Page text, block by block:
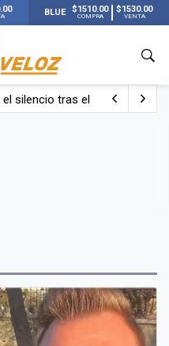
BLUE $1510.00
COMPRA
$1530.00
VENTA
silencio tras el incidente con